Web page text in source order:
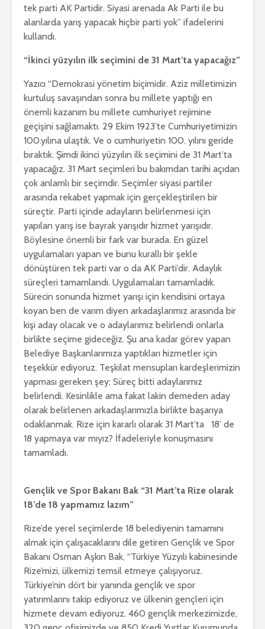
tek parti AK Partidir. Siyasi arenada Ak Parti ile bu
alanlarda yarış yapacak hiçbir parti yok” ifadelerini
kullandı.
“İkinci yüzyılın ilk seçimini de 31 Mart’ta yapacağız”
Yazıcı “Demokrasi yönetim biçimidir. Aziz milletimizin
kurtuluş savaşından sonra bu millete yaptığı en
önemli kazanım bu millete cumhuriyet rejimine
geçişini sağlamaktı. 29 Ekim 1923’te Cumhuriyetimizin
100.yılına ulaştık. Ve o cumhuriyetin 100. yılını geride
bıraktık. Şimdi ikinci yüzyılın ilk seçimini de 31 Mart’ta
yapacağız. 31 Mart seçimleri bu bakımdan tarihi açıdan
çok anlamlı bir seçimdir. Seçimler siyasi partiler
arasında rekabet yapmak için gerçekleştirilen bir
süreçtir. Parti içinde adayların belirlenmesi için
yapılan yarış ise bayrak yarışıdır hizmet yarışıdır.
Böylesine önemli bir fark var burada. En güzel
uygulamaları yapan ve bunu kurallı bir şekle
dönüştüren tek parti var o da AK Parti’dir. Adaylık
süreçleri tamamlandı. Uygulamaları tamamladık.
Sürecin sonunda hizmet yarışı için kendisini ortaya
koyan ben de varım diyen arkadaşlarımız arasında bir
kişi aday olacak ve o adaylarımız belirlendi onlarla
birlikte seçime gideceğiz. Şu ana kadar görev yapan
Belediye Başkanlarımıza yaptıkları hizmetler için
teşekkür ediyoruz. Teşkilat mensupları kardeşlerimizin
yapması gereken şey; Süreç bitti adaylarımız
belirlendi. Kesinlikle ama fakat lakin demeden aday
olarak belirlenen arkadaşlarımızla birlikte başarıya
odaklanmak. Rize için kararlı olarak 31 Mart’ta 18’ de
18 yapmaya var mıyız? İfadeleriyle konuşmasını
tamamladı.
Gençlik ve Spor Bakanı Bak “31 Mart’ta Rize olarak
18’de 18 yapmamız lazım”
Rize’de yerel seçimlerde 18 belediyenin tamamını
almak için çalışacaklarını dile getiren Gençlik ve Spor
Bakanı Osman Aşkın Bak, “Türkiye Yüzyılı kabinesinde
Rize’mizi, ülkemizi temsil etmeye çalışıyoruz.
Türkiye’nin dört bir yanında gençlik ve spor
yatırımlarını takip ediyoruz ve ülkenin gençleri için
hizmete devam ediyoruz. 460 gençlik merkezimizde,